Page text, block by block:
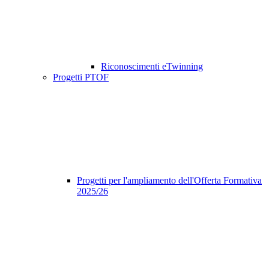
Riconoscimenti eTwinning
Progetti PTOF
Progetti per l'ampliamento dell'Offerta Formativa
2025/26